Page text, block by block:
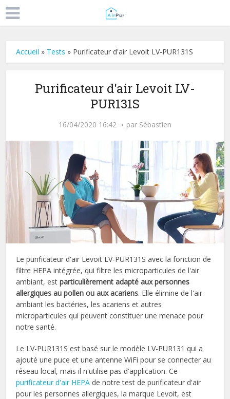
Accueil » Tests » Purificateur d'air Levoit LV-PUR131S
Purificateur d'air Levoit LV-
PUR131S
16/04/2020 16:42 par Sébastien
Le purificateur d'air Levoit LV-PUR131S avec la fonction de
filtre HEPA intégrée, qui filtre les microparticules de l'air
ambiant, estparticulièrement adapté aux personnes
allergiques au pollen ou aux acariens. Elle élimine de l'air
ambiant les bactéries, les acariens et autres
microparticules qui peuvent constituer une menace pour
notre santé.
Le LV-PUR131S est basé sur le modèle LV-PUR131 qui a
ajouté une puce et une antenne WiFi pour se connecter au
réseau local, mais il n'utilise pas d'application. Ce
purificateur d'air HEPA de notre test de purificateur d'air
pour les personnes allergiques, la marque Levoit, est